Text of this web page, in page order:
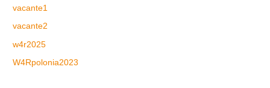
vacante1
vacante2
w4r2025
W4Rpolonia2023